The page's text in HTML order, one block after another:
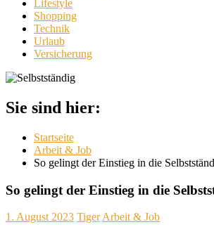
Lifestyle
Shopping
Technik
Urlaub
Versicherung
Sie sind hier:
Startseite
Arbeit & Job
So gelingt der Einstieg in die
So gelingt der Einstieg in die
1. August 2023 Tiger Arbeit & Job